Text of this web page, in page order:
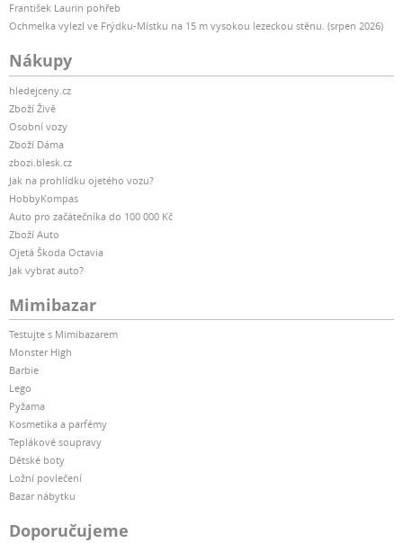
František Laurin pohřeb
Ochmelka vylezl ve Frýdku-Místku na 15 m vysokou lezeckou stěnu. (srpen 2026)
Nákupy
hledejceny.cz
Zboží Živě
Osobní vozy
Zboží Dáma
zbozi.blesk.cz
Jak na prohlídku ojetého vozu?
HobbyKompas
Auto pro začátečníka do 100 000 Kč
Zboží Auto
Ojetá Škoda Octavia
Jak vybrat auto?
Mimibazar
Testujte s Mimibazarem
Monster High
Barbie
Lego
Pyžama
Kosmetika a parfémy
Teplákové soupravy
Dětské boty
Ložní povlečení
Bazar nábytku
Doporučujeme